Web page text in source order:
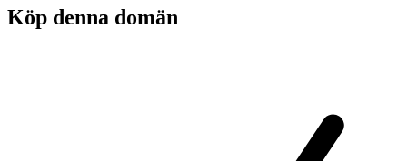
Köp denna domän